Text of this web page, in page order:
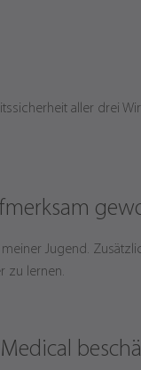
aller drei
Jugend.
zu lernen.
Medical